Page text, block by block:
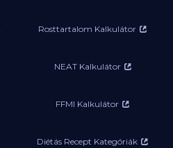
Rosttartalom Kalkulátor
NEAT Kalkulátor
FFMI Kalkulátor
Diétás Recept Kategóriák